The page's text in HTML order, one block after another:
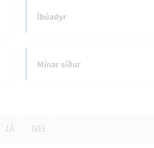
Íbúadyr
Mínar síður
JÁ NEI